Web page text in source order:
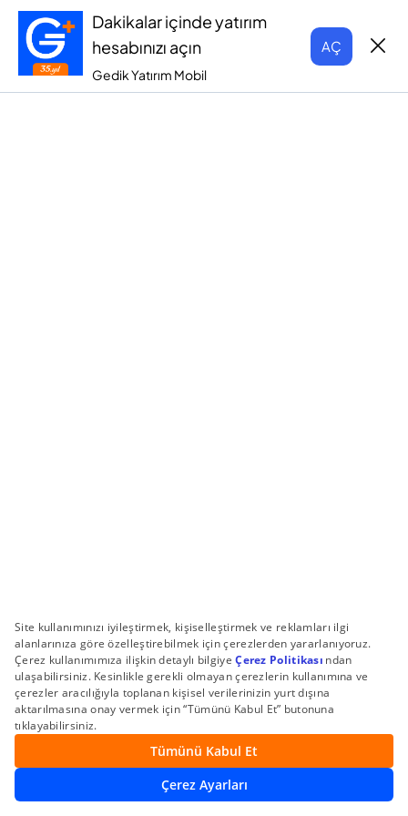
Dakikalar içinde yatırım
hesabınızı açın
Gedik Yatırım Mobil
AÇ